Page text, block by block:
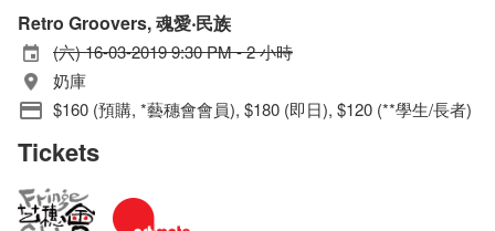
Retro Groovers, 魂愛‧民族
(六) 16-03-2019 9:30 PM - 2 小時
奶庫
$160 (預購, *藝穗會會員), $180 (即日), $120 (**學生/長者)
Tickets